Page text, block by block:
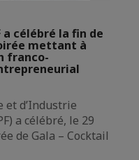
a célébré la fin de
mettant à
franco-
et d’Industrie
a célébré, le 29
de Gala – Cocktail